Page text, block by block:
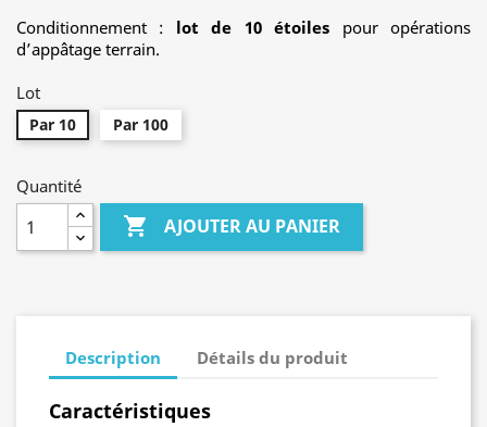
Conditionnement : lot de 10 étoiles pour opérations
d’appâtage terrain.
Lot
Par 10 Par 100
Quantité
 AJOUTER AU PANIER
Description Détails du produit
Caractéristiques